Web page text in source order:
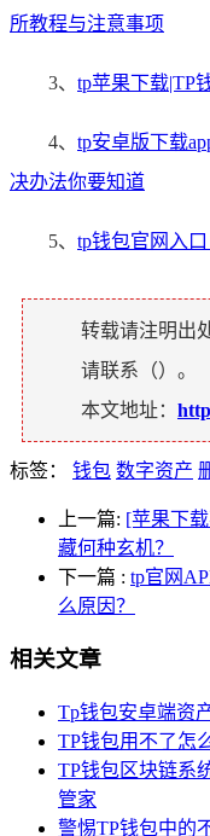
所教程与注意事项
3、 tp苹果下载|TP
4、 tp安卓版下载
决办法你要知道
5、 tp钱包官网入
转载请注明出
请联系（）。
本文地址：
标签： 钱包 数字资产
上一篇: [苹果下
藏何种玄机？
下一篇 : tp官网
么原因？
相关文章
Tp钱包安卓端资
TP钱包用不了怎
TP钱包区块链系
管家
警惕TP钱包中的